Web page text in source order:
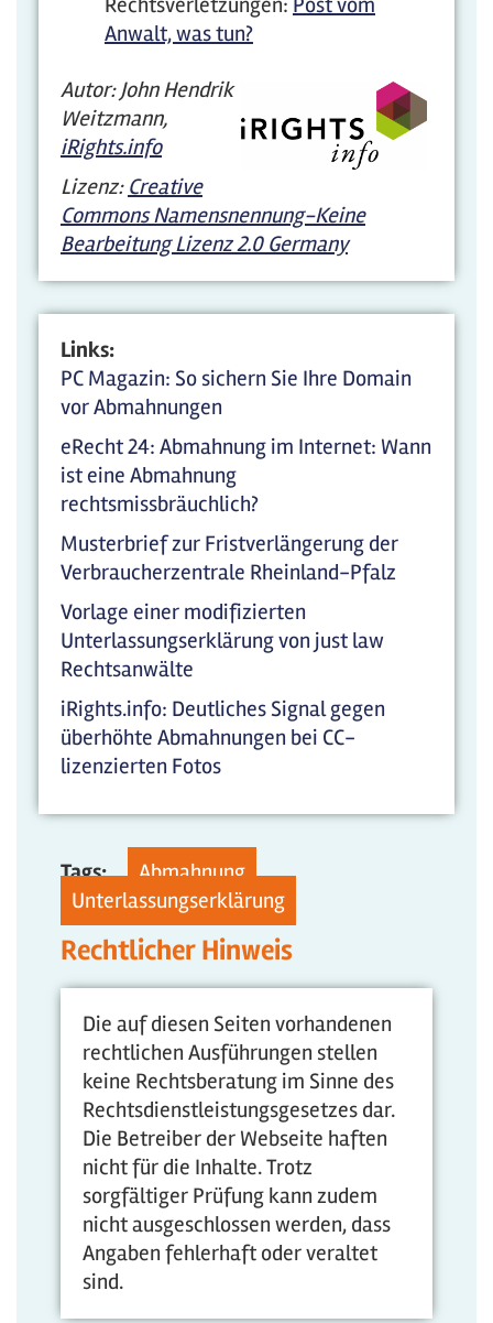
Anwalt, was tun?
Autor: John Hendrik
Weitzmann,
iRights.info
Lizenz: Creative
Commons Namensnennung-Keine
Bearbeitung Lizenz 2.0 Germany
Links:
PC Magazin: So sichern Sie Ihre Domain
vor Abmahnungen
eRecht 24: Abmahnung im Internet: Wann
ist eine Abmahnung
rechtsmissbräuchlich?
Musterbrief zur Fristverlängerung der
Verbraucherzentrale Rheinland-Pfalz
Vorlage einer modifizierten
Unterlassungserklärung von just law
Rechtsanwälte
iRights.info: Deutliches Signal gegen
überhöhte Abmahnungen bei CC-
lizenzierten Fotos
Tags:
Abmahnung
Unterlassungserklärung
Rechtlicher Hinweis
Die auf diesen Seiten vorhandenen
rechtlichen Ausführungen stellen
keine Rechtsberatung im Sinne des
Rechtsdienstleistungsgesetzes dar.
Die Betreiber der Webseite haften
nicht für die Inhalte. Trotz
sorgfältiger Prüfung kann zudem
nicht ausgeschlossen werden, dass
Angaben fehlerhaft oder veraltet
sind.